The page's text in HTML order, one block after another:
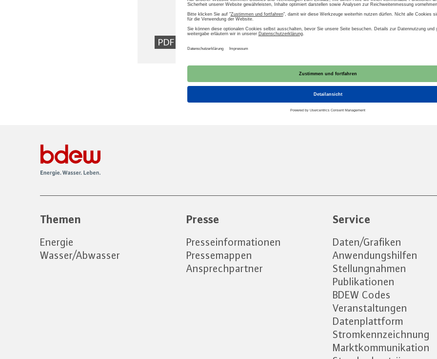
PDF
Themen
Energie
Wasser/Abwasser
Presse
Presseinformationen
Pressemappen
Ansprechpartner
Service
Daten/Grafiken
Anwendungshilfen
Stellungnahmen
Publikationen
BDEW Codes
Veranstaltungen
Datenplattform
Stromkennzeichnung
Marktkommunikation